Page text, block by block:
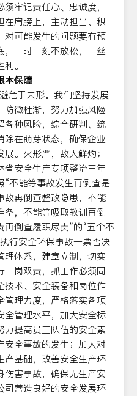
牢记责任心、忠诚度，
在肩膀上，主动担当、积
对可能发生的问题要有预
，一时一刻不放松，一丝
。
本保障
于未形。我们坚持发展
防微杜渐，努力加强风险
各种风险，综合研判、统
除在萌芽状态，确保企业
。火形严，故人鲜灼；
省安全生产专项整治三年
不能等事故发生再倒查是
故再倒查整改隐患，不能
备，不能等吸取教训再倒
倒查履职尽责”的“五个不
行安全环保事故一票否决
理体系，建章立制，切实
一岗双责，抓工作必须同
技术、安全装备和岗位作
管理力度，严格落实各项
全管理水平，加大安全标
力提高员工队伍的安全素
安全事故的发生；加大对
产基础，改善安全生产环
伤害事故，确保无生产安
司营造良好的安全发展环